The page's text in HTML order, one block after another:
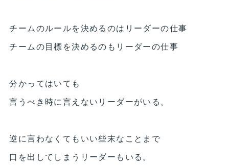
チームのルールを決めるのはリーダーの仕事
チームの目標を決めるのもリーダーの仕事
分かってはいても
言うべき時に言えないリーダーがいる。
逆に言わなくてもいい些末なことまで
口を出してしまうリーダーもいる。